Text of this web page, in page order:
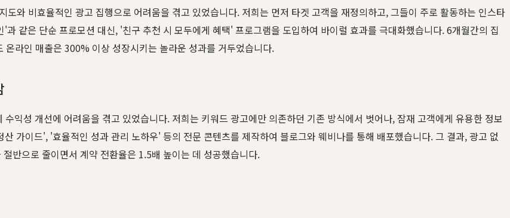
와 비효율적인 광고 집행으로 어려움을 겪고 있었습니다. 저희는 먼저 타겟 고객을 재정의하고, 그들이 주로 활동하는 인스타
같은 단순 프로모션 대신, '친구 추천 시 모두에게 혜택' 프로그램을 도입하여 바이럴 효과를 극대화했습니다. 6개월간의 집
라인 매출은 300% 이상 성장시키는 놀라운 성과를 거두었습니다.
익성 개선에 어려움을 겪고 있었습니다. 저희는 키워드 광고에만 의존하던 기존 방식에서 벗어나, 잠재 고객에게 유용한 정보
가이드', '효율적인 성과 관리 노하우' 등의 전문 콘텐츠를 제작하여 블로그와 웨비나를 통해 배포했습니다. 그 결과, 광고 없
반으로 줄이면서 계약 전환율은 1.5배 높이는 데 성공했습니다.